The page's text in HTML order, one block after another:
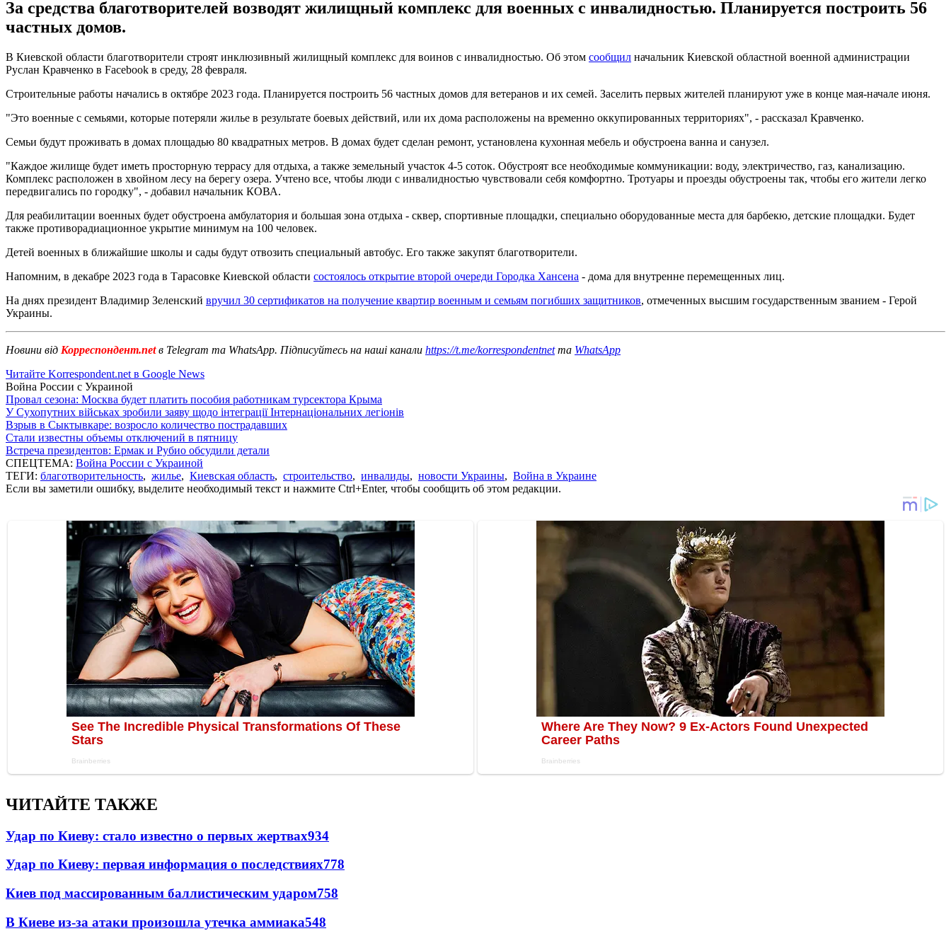
За средства благотворителей возводят жилищный комплекс для военных с инвалидностью. Планируется построить 56
частных домов.
В Киевской области благотворители строят инклюзивный жилищный комплекс для воинов с инвалидностью. Об этом сообщил начальник Киевской областной военной администрации
Руслан Кравченко в Facebook в среду, 28 февраля.
Строительные работы начались в октябре 2023 года. Планируется построить 56 частных домов для ветеранов и их семей. Заселить первых жителей планируют уже в конце мая-начале июня.
"Это военные с семьями, которые потеряли жилье в результате боевых действий, или их дома расположены на временно оккупированных территориях", - рассказал Кравченко.
Семьи будут проживать в домах площадью 80 квадратных метров. В домах будет сделан ремонт, установлена кухонная мебель и обустроена ванна и санузел.
"Каждое жилище будет иметь просторную террасу для отдыха, а также земельный участок 4-5 соток. Обустроят все необходимые коммуникации: воду, электричество, газ, канализацию.
Комплекс расположен в хвойном лесу на берегу озера. Учтено все, чтобы люди с инвалидностью чувствовали себя комфортно. Тротуары и проезды обустроены так, чтобы его жители легко
передвигались по городку", - добавил начальник КОВА.
Для реабилитации военных будет обустроена амбулатория и большая зона отдыха - сквер, спортивные площадки, специально оборудованные места для барбекю, детские площадки. Будет
также противорадиационное укрытие минимум на 100 человек.
Детей военных в ближайшие школы и сады будут отвозить специальный автобус. Его также закупят благотворители.
Напомним, в декабре 2023 года в Тарасовке Киевской области состоялось открытие второй очереди Городка Хансена - дома для внутренне перемещенных лиц.
На днях президент Владимир Зеленский вручил 30 сертификатов на получение квартир военным и семьям погибших защитников, отмеченных высшим государственным званием - Герой
Украины.
Новини від Корреспондент.netв Telegram та WhatsApp. Підписуйтесь на наші канали https://t.me/korrespondentnetта WhatsApp
Читайте Korrespondent.net в Google News
Война России с Украиной
Провал сезона: Москва будет платить пособия работникам турсектора Крыма
У Сухопутних військах зробили заяву щодо інтеграції Інтернаціональних легіонів
Взрыв в Сыктывкаре: возросло количество пострадавших
Стали известны объемы отключений в пятницу
Встреча президентов: Ермак и Рубио обсудили детали
СПЕЦТЕМА: Война России с Украиной
ТЕГИ: благотворительность, жилье, Киевская область, строительство, инвалиды, новости Украины, Война в Украине
Если вы заметили ошибку, выделите необходимый текст и нажмите Ctrl+Enter, чтобы сообщить об этом редакции.
ЧИТАЙТЕ ТАКЖЕ
Удар по Киеву: стало известно о первых жертвах934
Удар по Киеву: первая информация о последствиях778
Киев под массированным баллистическим ударом758
В Киеве из-за атаки произошла утечка аммиака548